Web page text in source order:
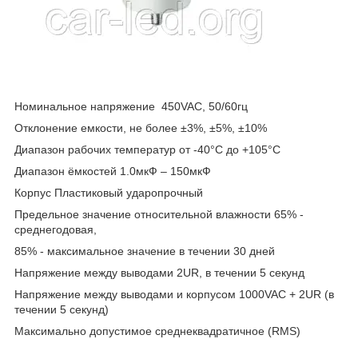
Номинальное напряжение 450VAC, 50/60гц
Отклонение емкости, не более ±3%, ±5%, ±10%
Диапазон рабочих температур от -40°С до +105°С
Диапазон ёмкостей 1.0мкФ – 150мкФ
Корпус Пластиковый ударопрочный
Предельное значение относительной влажности 65% -
среднегодовая,
85% - максимальное значение в течении 30 дней
Напряжение между выводами 2UR, в течении 5 секунд
Напряжение между выводами и корпусом 1000VAC + 2UR (в
течении 5 секунд)
Максимально допустимое среднеквадратичное (RMS)